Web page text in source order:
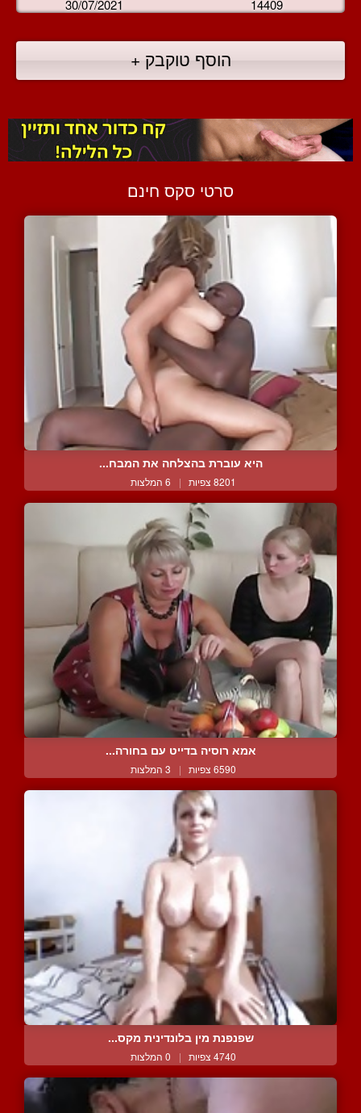
30/07/2021 14409
הוסף טוקבק +
סרטי סקס חינם
היא עוברת בהצלחה את המבח...
8201 צפיות | 6 המלצות
אמא רוסיה בדייט עם בחורה...
6590 צפיות | 3 המלצות
שפנפנת מין בלונדינית מקס...
4740 צפיות | 0 המלצות